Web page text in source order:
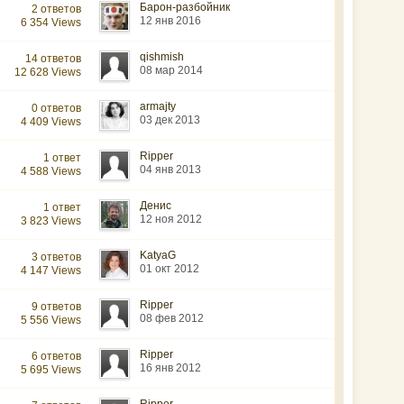
2 ответов
6 354 Views
Барон-разбойник
12 янв 2016
14 ответов
12 628 Views
qishmish
08 мар 2014
0 ответов
4 409 Views
armajty
03 дек 2013
1 ответ
4 588 Views
Ripper
04 янв 2013
1 ответ
3 823 Views
Денис
12 ноя 2012
3 ответов
4 147 Views
KatyaG
01 окт 2012
9 ответов
5 556 Views
Ripper
08 фев 2012
6 ответов
5 695 Views
Ripper
16 янв 2012